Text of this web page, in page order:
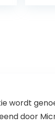
wordt
door